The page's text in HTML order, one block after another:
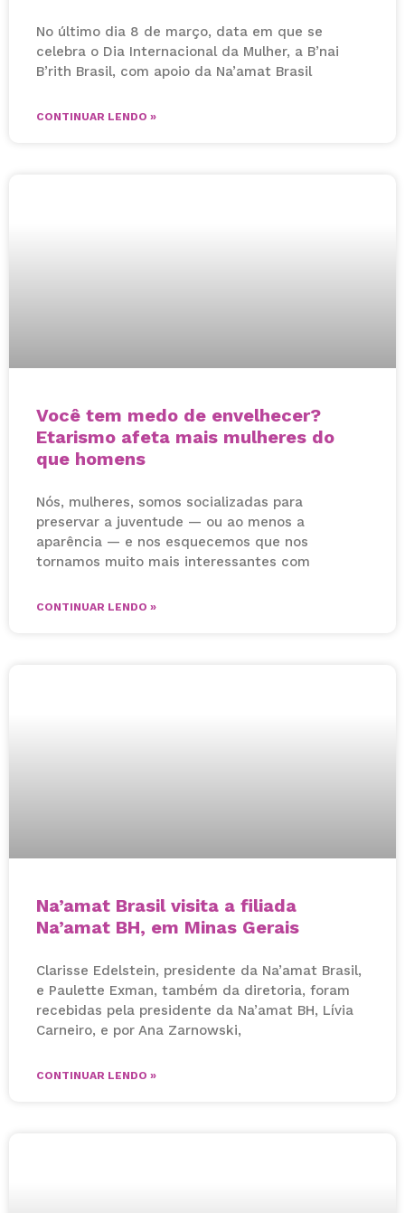
No último dia 8 de março, data em que se
celebra o Dia Internacional da Mulher, a B’nai
B’rith Brasil, com apoio da Na’amat Brasil
CONTINUAR LENDO »
Você tem medo de envelhecer?
Etarismo afeta mais mulheres do
que homens
Nós, mulheres, somos socializadas para
preservar a juventude — ou ao menos a
aparência — e nos esquecemos que nos
tornamos muito mais interessantes com
CONTINUAR LENDO »
Na’amat Brasil visita a filiada
Na’amat BH, em Minas Gerais
Clarisse Edelstein, presidente da Na’amat Brasil,
e Paulette Exman, também da diretoria, foram
recebidas pela presidente da Na’amat BH, Lívia
Carneiro, e por Ana Zarnowski,
CONTINUAR LENDO »